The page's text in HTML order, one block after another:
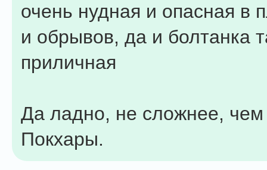
очень нудная и опасная в
и обрывов, да и болтанка
приличная
Да ладно, не сложнее,
Покхары.